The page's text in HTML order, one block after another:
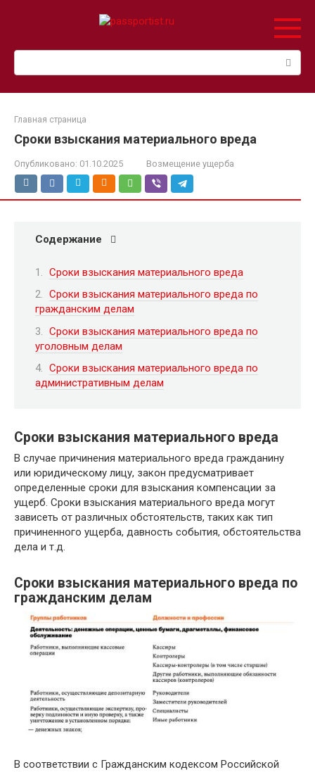
Поиск:
Главная страница
Сроки взыскания материального вреда
Опубликовано: 01.10.2025 Возмещение ущерба
Содержание
Сроки взыскания материального вреда
Сроки взыскания материального вреда по
гражданским делам
Сроки взыскания материального вреда по
уголовным делам
Сроки взыскания материального вреда по
административным делам
Сроки взыскания материального вреда
В случае причинения материального вреда гражданину
или юридическому лицу, закон предусматривает
определенные сроки для взыскания компенсации за
ущерб. Сроки взыскания материального вреда могут
зависеть от различных обстоятельств, таких как тип
причиненного ущерба, давность события, обстоятельства
дела и т.д.
Сроки взыскания материального вреда по
гражданским делам
В соответствии с Гражданским кодексом Российской